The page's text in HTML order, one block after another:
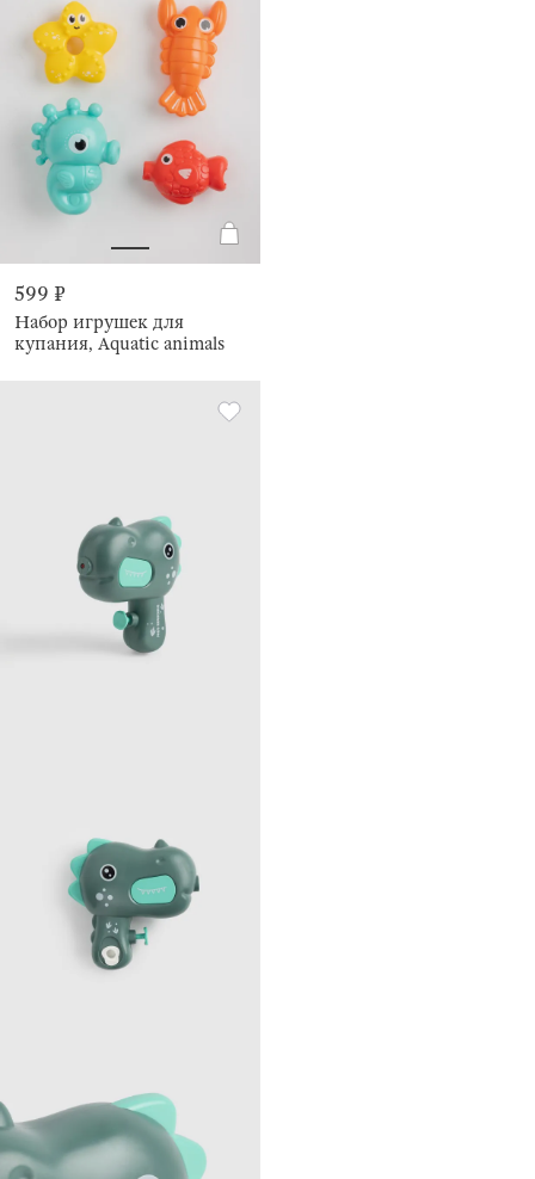
599 ₽
Набор игрушек для
купания, Aquatic animals